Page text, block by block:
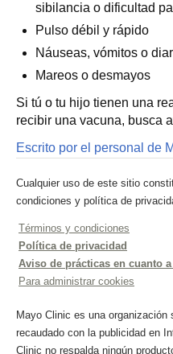
sibilancia o dificultad
Pulso débil y rápido
Náuseas, vómitos o
Mareos o desmayos
Si tú o tu hijo tienen una
recibir una vacuna, busca
Escrito por el personal de
Cualquier uso de este sitio
condiciones y política de
Términos y condiciones
Política de privacidad
Aviso de prácticas en cuanto
Para administrar cookies
Mayo Clinic es una
recaudado con la publicidad en
Clinic no respalda ningún